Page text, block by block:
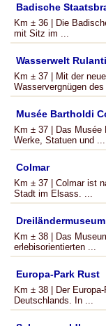
Badische
Km ± 36 | Die
mit Sitz im ...
Wasserwelt
Km ± 37 | Mit der
Wasservergnügen des
Musée Bartholdi
Km ± 37 | Das Musée
Werke, Statuen und ...
Colmar
Km ± 37 | Colmar ist
Stadt im Elsass. ...
Km ± 38 | Das
erlebisorientierten ...
Europa-Park Rust
Km ± 38 | Der
Deutschlands. In ...